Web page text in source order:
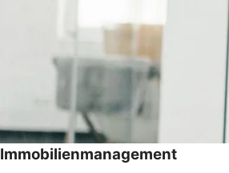
Immobilienmanagement